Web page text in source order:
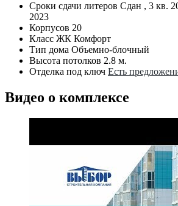
Сроки сдачи литеров Сдан , 3 кв.
2023
Корпусов 20
Класс ЖК Комфорт
Тип дома Объемно-блочный
Высота потолков 2.8 м.
Отделка под ключ Есть
Видео о комплексе